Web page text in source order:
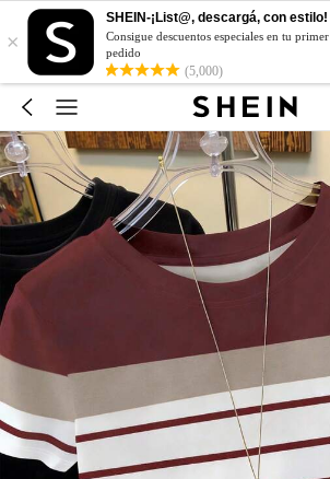
×
SHEIN-¡List@, descargá, con estilo!
Consigue descuentos especiales en tu primer
pedido
(5,000)